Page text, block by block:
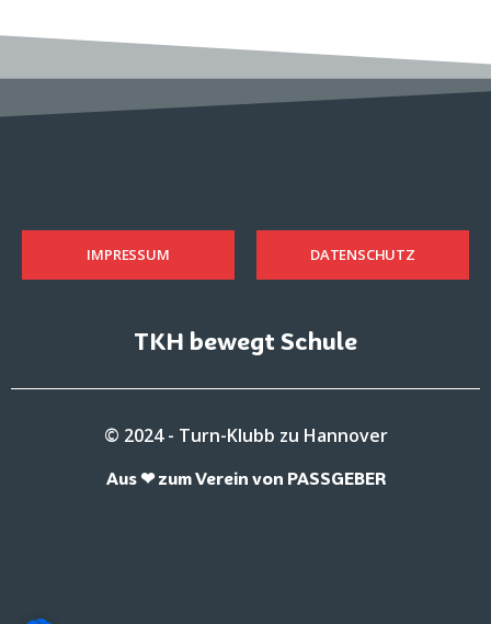
IMPRESSUM DATENSCHUTZ
TKH bewegt Schule
© 2024 - Turn-Klubb zu Hannover
Aus ❤ zum Verein von PASSGEBER